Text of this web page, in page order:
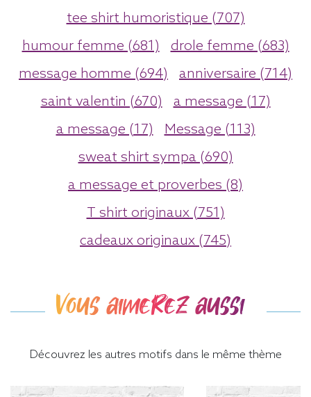
tee shirt humoristique (707)
humour femme (681)
drole femme (683)
message homme (694)
anniversaire (714)
saint valentin (670)
a message (17)
a message (17)
Message (113)
sweat shirt sympa (690)
a message et proverbes (8)
T shirt originaux (751)
cadeaux originaux (745)
Vous aimerez aussi
Découvrez les autres motifs dans le même thème